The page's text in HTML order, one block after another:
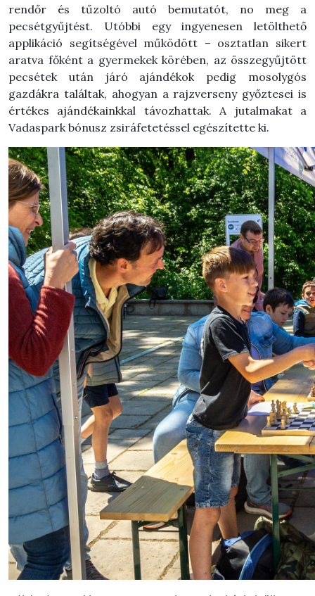
rendőr és tűzoltó autó bemutatót, no meg a
pecsétgyűjtést. Utóbbi egy ingyenesen letölthető
applikáció segítségével működött – osztatlan sikert
aratva főként a gyermekek körében, az összegyűjtött
pecsétek után járó ajándékok pedig mosolygós
gazdákra találtak, ahogyan a rajzverseny győztesei is
értékes ajándékainkkal távozhattak. A jutalmakat a
Vadaspark bónusz zsiráfetetéssel egészítette ki.